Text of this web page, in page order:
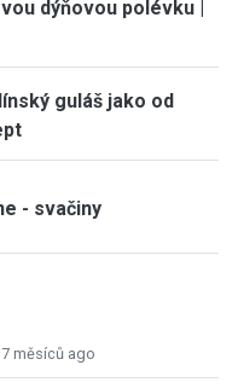
dýňovou polévku |
guláš jako od
- svačiny
měsíců ago